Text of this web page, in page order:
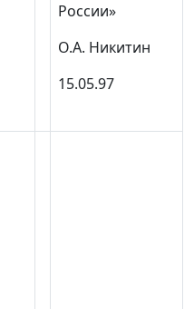
России»
О.А. Никитин
15.05.97